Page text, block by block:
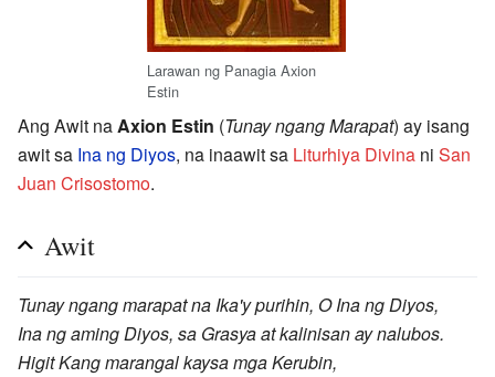
Larawan ng Panagia Axion
Estin
Ang Awit naAxion Estin (Tunay ngang Marapat) ay isang
awit sa Ina ng Diyos, na inaawit sa Liturhiya Divina ni San
Juan Crisostomo.
Awit
Tunay ngang marapat na Ika'y purihin, O Ina ng Diyos,
Ina ng aming Diyos, sa Grasya at kalinisan ay nalubos.
Higit Kang marangal kaysa mga Kerubin,